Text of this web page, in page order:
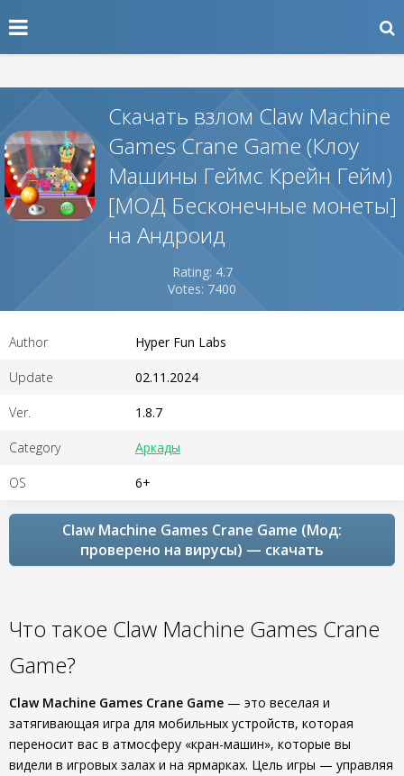
Скачать взлом Claw Machine
Games Crane Game (Клоу
Машины Геймс Крейн Гейм)
[МОД Бесконечные монеты]
на Андроид
Rating: 4.7
Votes: 7400
Author Hyper Fun Labs
Update 02.11.2024
Ver. 1.8.7
Category Аркады
OS 6+
Claw Machine Games Crane Game (Мод:
проверено на вирусы) — скачать
Что такое Claw Machine Games Crane
Game?
Claw Machine Games Crane Game — это веселая и
затягивающая игра для мобильных устройств, которая
переносит вас в атмосферу «кран-машин», которые вы
видели в игровых залах и на ярмарках. Цель игры — управляя